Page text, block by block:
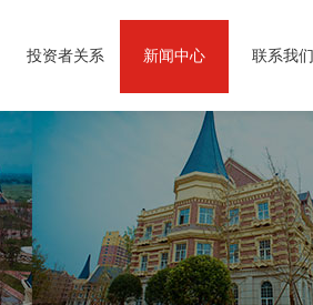
投资者关系 新闻中心 联系我们